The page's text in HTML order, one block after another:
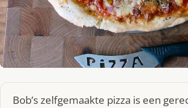
Bob’s zelfgemaakte pizza is een